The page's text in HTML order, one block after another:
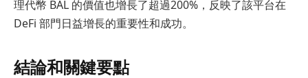
理代幣 BAL 的價值也增長了超過200%，反映了該平台在
DeFi 部門日益增長的重要性和成功。
結論和關鍵要點